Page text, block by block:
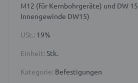
M12 (für Kernbohrgeräte) und DW
Innengewinde DW15)
USt.: 19%
Einheit: Stk.
Kategorie: Befestigungen